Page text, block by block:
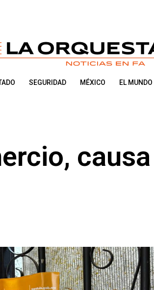
SEGURIDAD MÉXICO EL MUNDO